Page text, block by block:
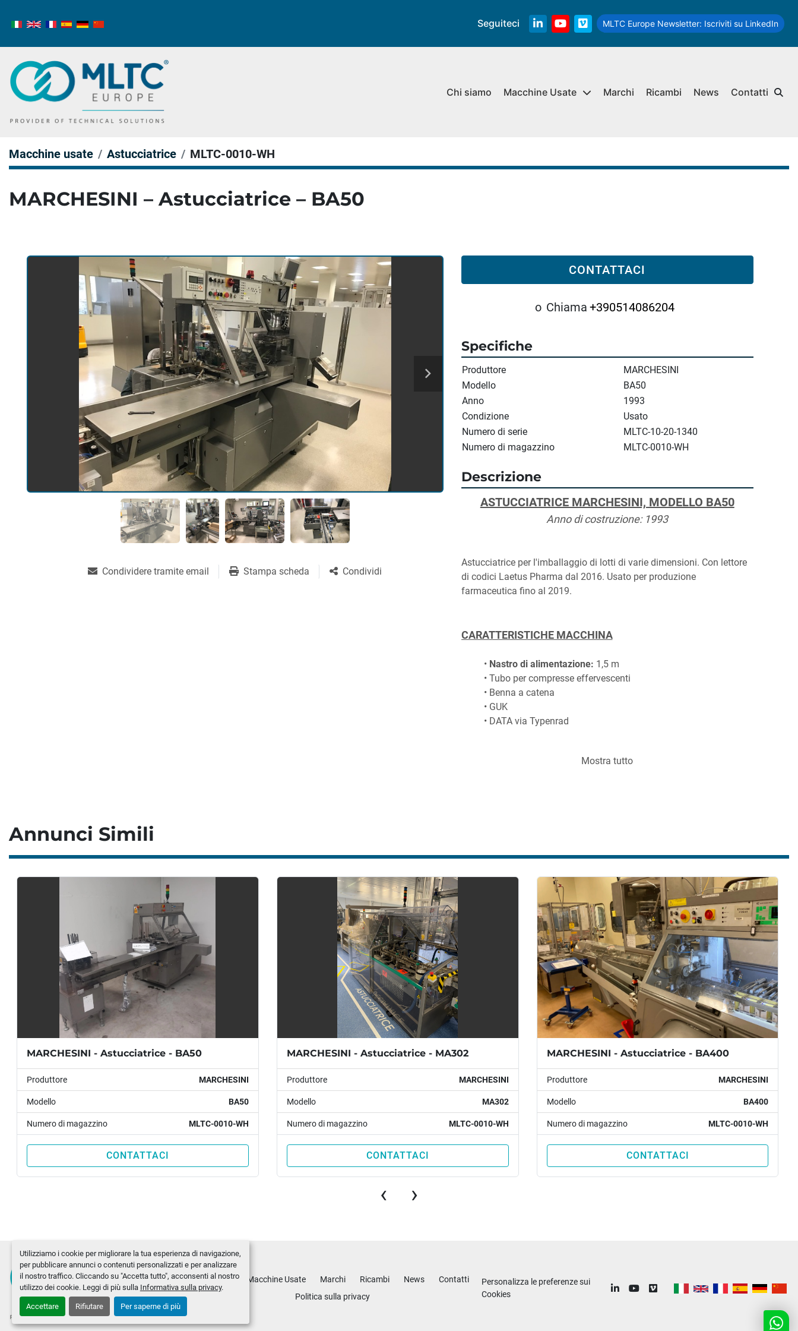
Utilizziamo i cookie per migliorare la tua esperienza di navigazione,
per pubblicare annunci o contenuti personalizzati e per analizzare
il nostro traffico. Cliccando su "Accetta tutto", acconsenti al nostro
utilizzo dei cookie. Leggi di più sulla Informativa sulla privacy.
Accettare Rifiutare Per saperne di più
Seguiteci
linkedinyoutube
vimeo
MLTC Europe Newsletter: Iscriviti su LinkedIn
Ricambi News
Chi siamo Marchi
Macchine Usate Contatti
Macchine usate Astucciatrice MLTC-0010-WH
MARCHESINI – Astucciatrice – BA50
CONTATTACI
o Chiama +390514086204
Condividere tramite email Stampa scheda Condividi
Specifiche
Produttore
MARCHESINI
Modello
BA50
Anno
1993
Condizione
Usato
Numero di serie
MLTC-10-20-1340
Numero di magazzino
MLTC-0010-WH
Descrizione
ASTUCCIATRICE MARCHESINI, MODELLO BA50
Anno di costruzione: 1993
Astucciatrice per l'imballaggio di lotti di varie dimensioni. Con lettore
di codici Laetus Pharma dal 2016. Usato per produzione
farmaceutica fino al 2019.
CARATTERISTICHE MACCHINA
Nastro di alimentazione: 1,5 m
Tubo per compresse effervescenti
Benna a catena
GUK
DATA via Typenrad
380V/3PH/50Hz/2kW
Mostra tutto
Annunci Simili
MARCHESINI - Astucciatrice - BA50
Produttore MARCHESINI
Modello BA50
Numero di magazzino MLTC-0010-WH
CONTATTACI
MARCHESINI - Astucciatrice - MA302
Produttore MARCHESINI
Modello MA302
Numero di magazzino MLTC-0010-WH
CONTATTACI
MARCHESINI - Astucciatrice - BA400
Produttore MARCHESINI
Modello BA400
Numero di magazzino MLTC-0010-WH
CONTATTACI
‹ ›
Ricambi News
Chi siamo Marchi
Macchine Usate
Contatti
Politica sulla privacy
Personalizza le preferenze sui
Cookies
linkedinyoutubevimeo